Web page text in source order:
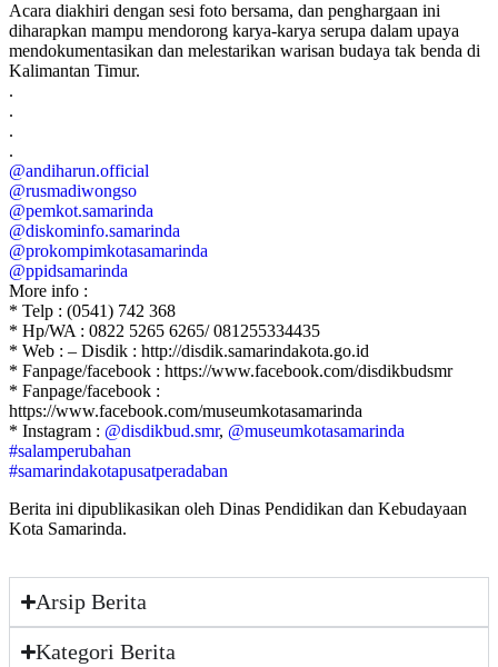
Acara diakhiri dengan sesi foto bersama, dan penghargaan ini
diharapkan mampu mendorong karya-karya serupa dalam upaya
mendokumentasikan dan melestarikan warisan budaya tak benda di
Kalimantan Timur.
.
.
.
.
@andiharun.official
@rusmadiwongso
@pemkot.samarinda
@diskominfo.samarinda
@prokompimkotasamarinda
@ppidsamarinda
More info :
* Telp : (0541) 742 368
* Hp/WA : 0822 5265 6265/ 081255334435
* Web : – Disdik : http://disdik.samarindakota.go.id
* Fanpage/facebook : https://www.facebook.com/disdikbudsmr
* Fanpage/facebook :
https://www.facebook.com/museumkotasamarinda
* Instagram : @disdikbud.smr, @museumkotasamarinda
#salamperubahan
#samarindakotapusatperadaban
Berita ini dipublikasikan oleh Dinas Pendidikan dan Kebudayaan
Kota Samarinda.
Arsip Berita
Kategori Berita